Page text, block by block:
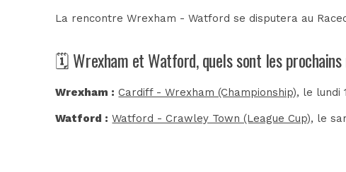
La rencontre Wrexham - Watford se disputera au
🗓️ Wrexham et Watford, quels sont les
Wrexham : Cardiff - Wrexham (Championship), le lundi
Watford : Watford - Crawley Town (League Cup), le